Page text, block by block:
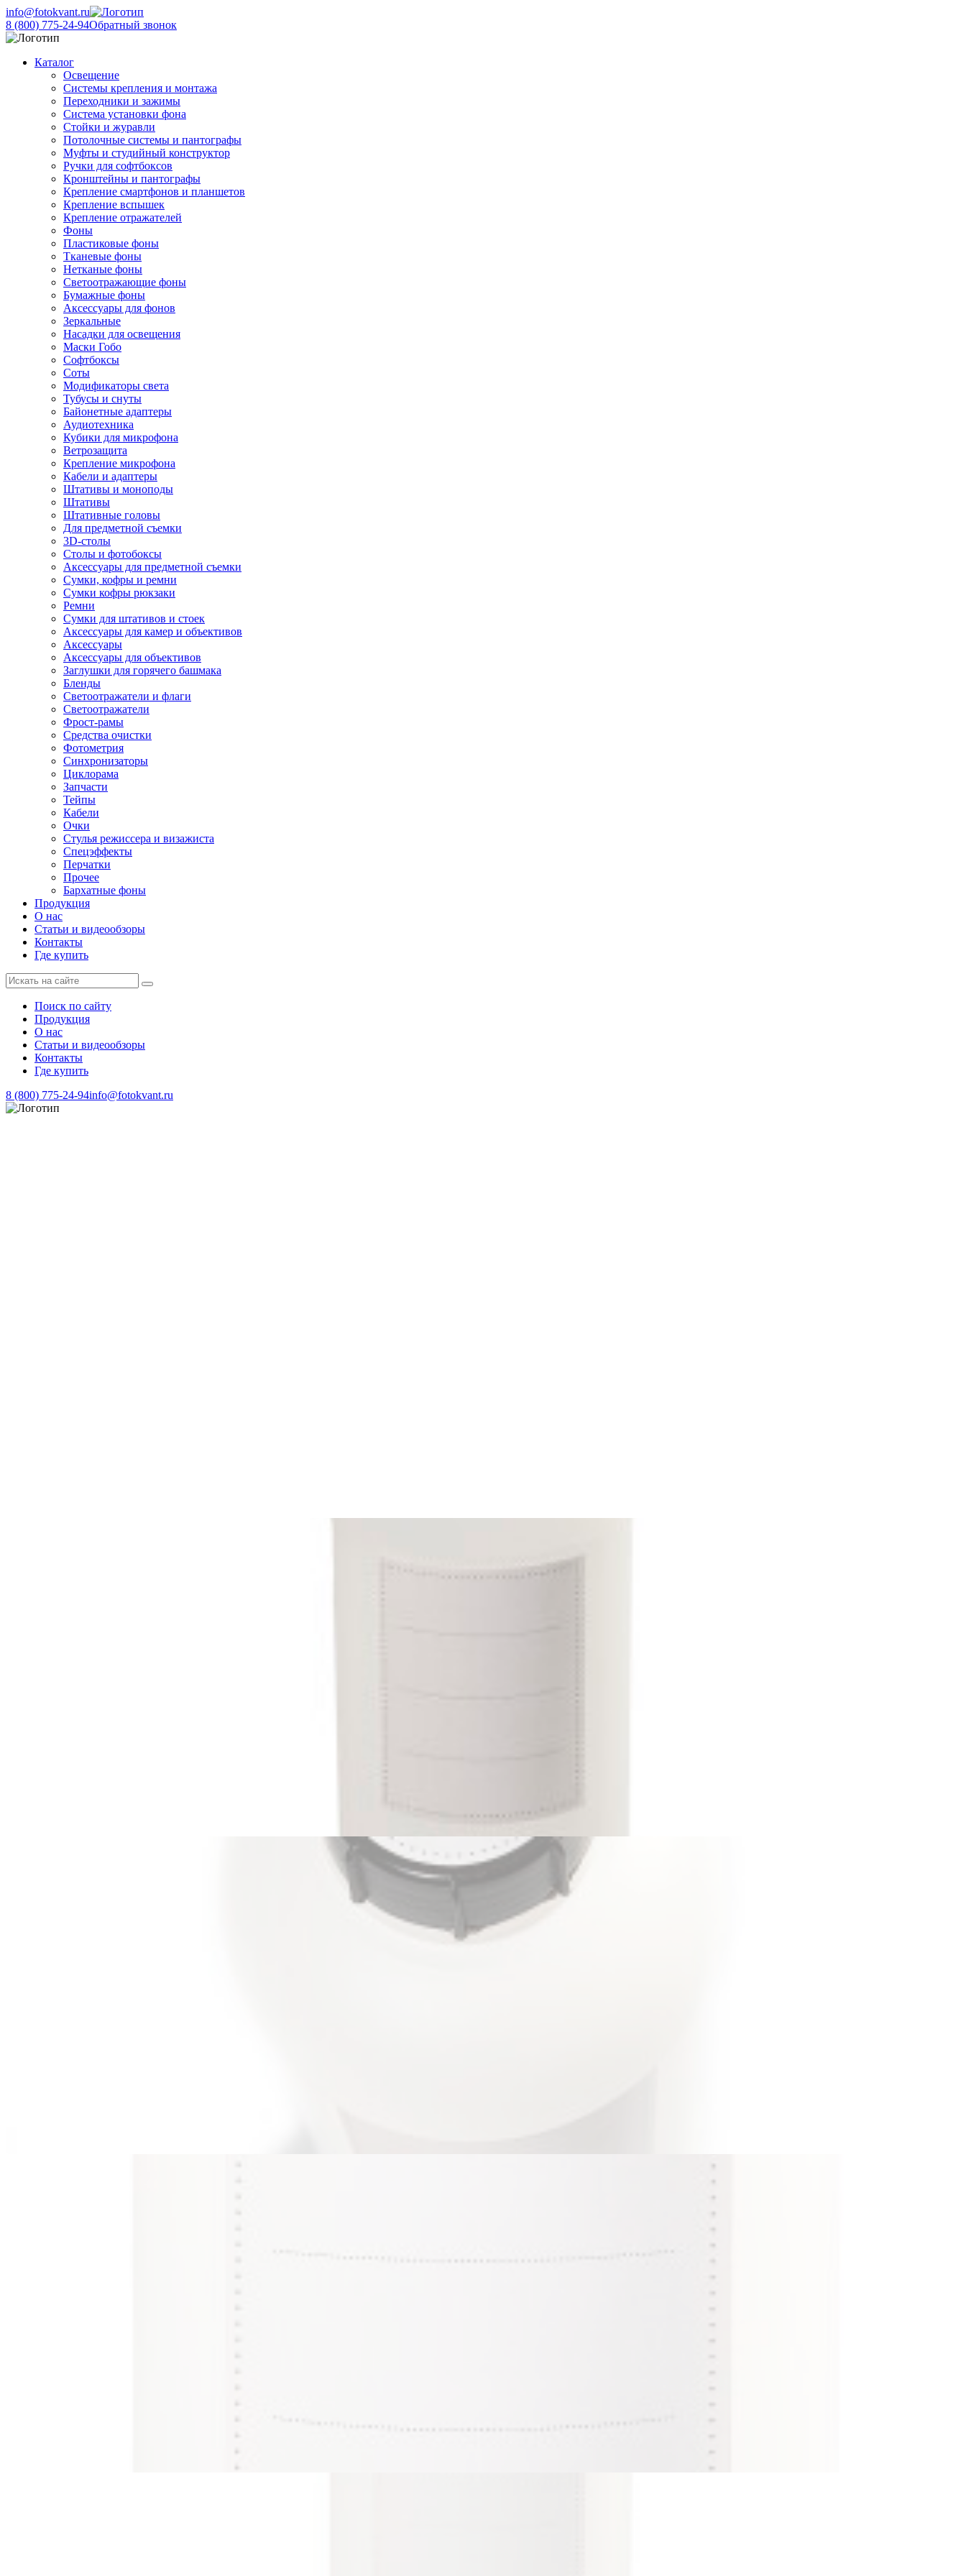
info@fotokvant.ru
8 (800) 775-24-94Обратный звонок
Каталог
Освещение
Системы крепления и монтажа
Переходники и зажимы
Система установки фона
Стойки и журавли
Потолочные системы и пантографы
Муфты и студийный конструктор
Ручки для софтбоксов
Кронштейны и пантографы
Крепление смартфонов и планшетов
Крепление вспышек
Крепление отражателей
Фоны
Пластиковые фоны
Тканевые фоны
Нетканые фоны
Светоотражающие фоны
Бумажные фоны
Аксессуары для фонов
Зеркальные
Насадки для освещения
Маски Гобо
Софтбоксы
Соты
Модификаторы света
Тубусы и снуты
Байонетные адаптеры
Аудиотехника
Кубики для микрофона
Ветрозащита
Крепление микрофона
Кабели и адаптеры
Штативы и моноподы
Штативы
Штативные головы
Для предметной съемки
3D-столы
Столы и фотобоксы
Аксессуары для предметной съемки
Сумки, кофры и ремни
Сумки кофры рюкзаки
Ремни
Сумки для штативов и стоек
Аксессуары для камер и объективов
Аксессуары
Аксессуары для объективов
Заглушки для горячего башмака
Бленды
Светоотражатели и флаги
Светоотражатели
Фрост-рамы
Средства очистки
Фотометрия
Синхронизаторы
Циклорама
Запчасти
Тейпы
Кабели
Очки
Стулья режиссера и визажиста
Спецэффекты
Перчатки
Прочее
Бархатные фоны
Продукция
О нас
Статьи и видеообзоры
Контакты
Где купить
Поиск по сайту
Продукция
О нас
Статьи и видеообзоры
Контакты
Где купить
8 (800) 775-24-94info@fotokvant.ru